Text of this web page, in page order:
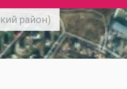
район)